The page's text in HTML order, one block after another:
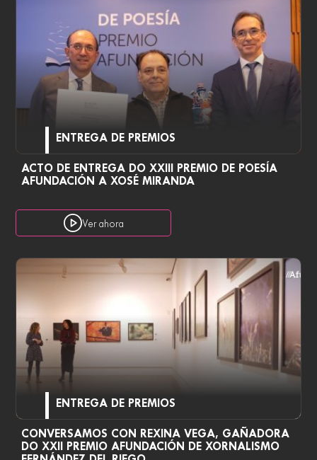
ENTREGA DE PREMIOS
ACTO DE ENTREGA DO XXIII PREMIO DE POESÍA
AFUNDACIÓN A XOSÉ MIRANDA
Ver ahora
ENTREGA DE PREMIOS
CONVERSAMOS CON REXINA VEGA, GAÑADORA
DO XXII PREMIO AFUNDACIÓN DE XORNALISMO